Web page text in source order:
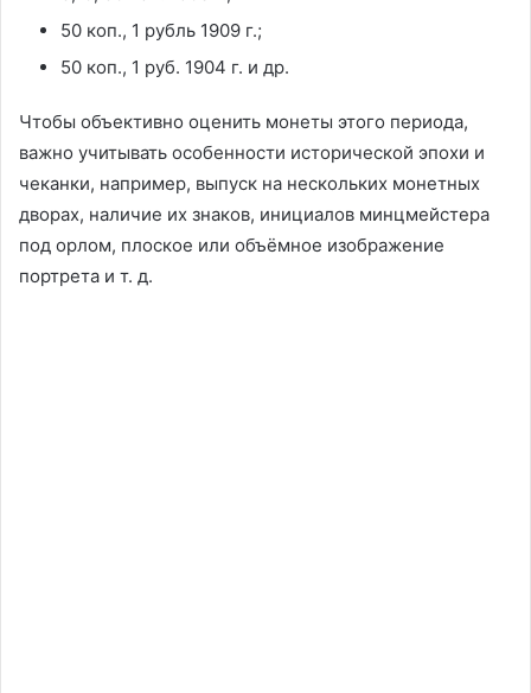
50 коп., 1 рубль 1909 г.;
50 коп., 1 руб. 1904 г. и др.
Чтобы объективно оценить монеты этого периода,
важно учитывать особенности исторической эпохи и
чеканки, например, выпуск на нескольких монетных
дворах, наличие их знаков, инициалов минцмейстера
под орлом, плоское или объёмное изображение
портрета и т. д.